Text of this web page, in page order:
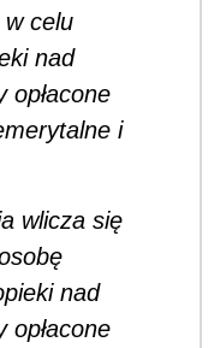
w celu
nad
opłacone
i
wlicza się
nad
opłacone